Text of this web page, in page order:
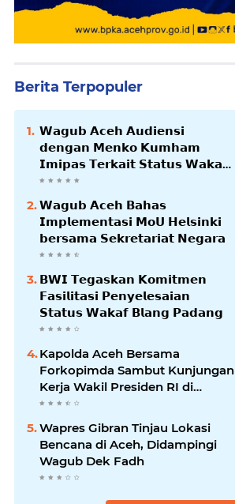
Berita Terpopuler
𝗪𝗮𝗴𝘂𝗯 𝗔𝗰𝗲𝗵 𝗔𝘂𝗱𝗶𝗲𝗻𝘀𝗶
𝗱𝗲𝗻𝗴𝗮𝗻 𝗠𝗲𝗻𝗸𝗼 𝗞𝘂𝗺𝗵𝗮𝗺
𝗜𝗺𝗶𝗽𝗮𝘀 𝗧𝗲𝗿𝗸𝗮𝗶𝘁 𝗦𝘁𝗮𝘁𝘂𝘀 𝗪𝗮𝗸𝗮𝗳
𝗕𝗹𝗮𝗻𝗴𝗽𝗮𝗱𝗮𝗻𝗴
𝗪𝗮𝗴𝘂𝗯 𝗔𝗰𝗲𝗵 𝗕𝗮𝗵𝗮𝘀
𝗜𝗺𝗽𝗹𝗲𝗺𝗲𝗻𝘁𝗮𝘀𝗶 𝗠𝗼𝗨 𝗛𝗲𝗹𝘀𝗶𝗻𝗸𝗶
𝗯𝗲𝗿𝘀𝗮𝗺𝗮 𝗦𝗲𝗸𝗿𝗲𝘁𝗮𝗿𝗶𝗮𝘁 𝗡𝗲𝗴𝗮𝗿𝗮
𝗕𝗪𝗜 𝗧𝗲𝗴𝗮𝘀𝗸𝗮𝗻 𝗞𝗼𝗺𝗶𝘁𝗺𝗲𝗻
𝗙𝗮𝘀𝗶𝗹𝗶𝘁𝗮𝘀𝗶 𝗣𝗲𝗻𝘆𝗲𝗹𝗲𝘀𝗮𝗶𝗮𝗻
𝗦𝘁𝗮𝘁𝘂𝘀 𝗪𝗮𝗸𝗮𝗳 𝗕𝗹𝗮𝗻𝗴 𝗣𝗮𝗱𝗮𝗻𝗴
Kapolda Aceh Bersama
Forkopimda Sambut Kunjungan
Kerja Wakil Presiden RI di
Kabupaten Bireuen
Wapres Gibran Tinjau Lokasi
Bencana di Aceh, Didampingi
Wagub Dek Fadh